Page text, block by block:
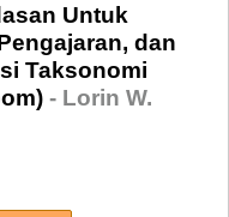
Untuk
dan
Taksonomi
- Lorin W.